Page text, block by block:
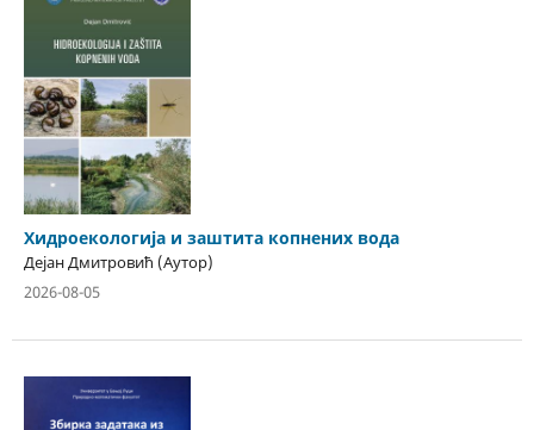
Хидроекологија и заштита копнених вода
Дејан Дмитровић (Аутор)
2026-08-05